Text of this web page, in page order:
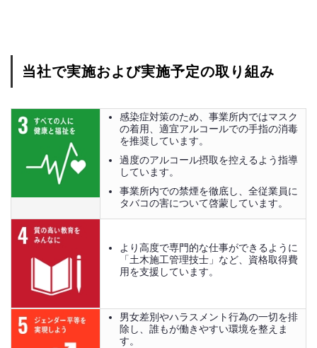
当社で実施および実施予定の取り組み
感染症対策のため、事業所内ではマスク
の着用、適宜アルコールでの手指の消毒
を推奨しています。
過度のアルコール摂取を控えるよう指導
しています。
事業所内での禁煙を徹底し、全従業員に
タバコの害について啓蒙しています。
より高度で専門的な仕事ができるように
「土木施工管理技士」など、資格取得費
用を支援しています。
男女差別やハラスメント行為の一切を排
除し、誰もが働きやすい環境を整えま
す。